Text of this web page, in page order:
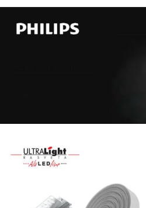
Najveći
izbor
SIJALICA